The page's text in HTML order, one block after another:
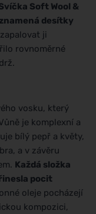
Soft Wool &
desítky
ji
rovnoměrné
vosku, který
je komplexní a
bílý pepř a květy,
a v závěru
Každá složka
pocit
oleje pocházejí
kompozici,